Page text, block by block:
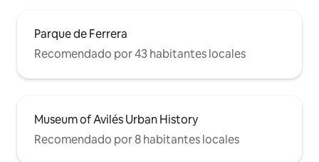
Parque de Ferrera
Recomendado por 43 habitantes locales
Museum of Avilés Urban History
Recomendado por 8 habitantes locales